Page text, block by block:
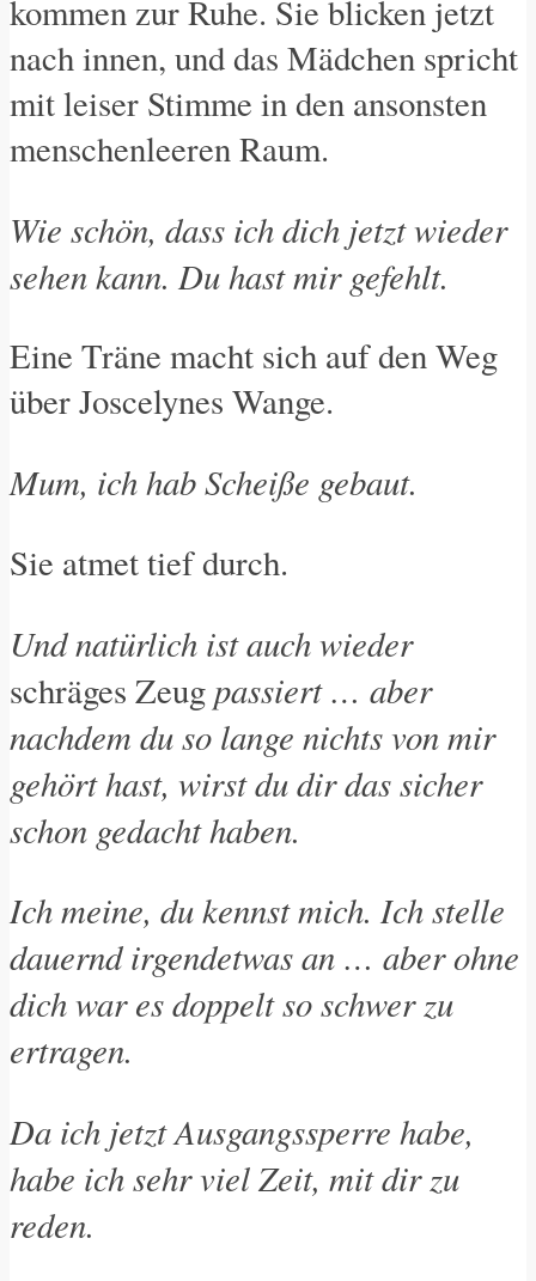
kommen zur Ruhe. Sie blicken jetzt
nach innen, und das Mädchen spricht
mit leiser Stimme in den ansonsten
menschenleeren Raum.
Wie schön, dass ich dich jetzt wieder
sehen kann. Du hast mir gefehlt.
Eine Träne macht sich auf den Weg
über Joscelynes Wange.
Mum, ich hab Scheiße gebaut.
Sie atmet tief durch.
Und natürlich ist auch wieder
schräges Zeug passiert … aber
nachdem du so lange nichts von mir
gehört hast, wirst du dir das sicher
schon gedacht haben.
Ich meine, du kennst mich. Ich stelle
dauernd irgendetwas an … aber ohne
dich war es doppelt so schwer zu
ertragen.
Da ich jetzt Ausgangssperre habe,
habe ich sehr viel Zeit, mit dir zu
reden.